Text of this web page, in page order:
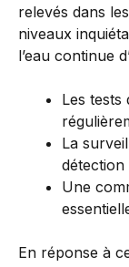
relevés dans
niveaux
l’eau continue
Les tests
La
détection
Une
En réponse à